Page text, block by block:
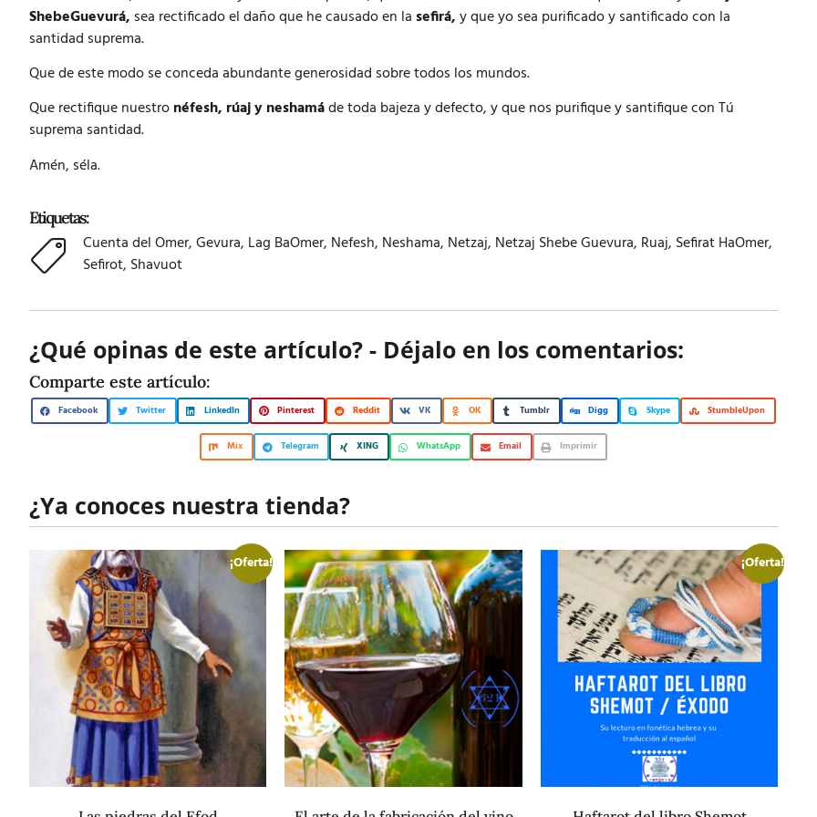
ShebeGuevurá, sea rectificado el daño que he causado en lasefirá,y que yo sea purificado y santificado con la
santidad suprema.
Que de este modo se conceda abundante generosidad sobre todos los mundos.
Que rectifique nuestronéfesh, rúaj y neshamáde toda bajeza y defecto, y que nos purifique y santifique con Tú
suprema santidad.
Amén, séla.
Etiquetas:
Cuenta del Omer,Gevura, Lag BaOmer, Nefesh, Neshama, Netzaj, Netzaj Shebe Guevura, Ruaj, Sefirat HaOmer,
Sefirot, Shavuot
¿Qué opinas de este artículo? - Déjalo en los comentarios:
Comparte este artículo:
Facebook Twitter LinkedIn Pinterest Reddit VK OK Tumblr Digg Skype StumbleUpon
Mix Telegram XING WhatsApp Email Imprimir
¿Ya conoces nuestra tienda?
¡Oferta! ¡Oferta!